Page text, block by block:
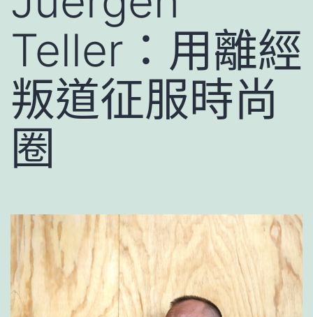
Teller：用離經
叛道征服時尚
圈